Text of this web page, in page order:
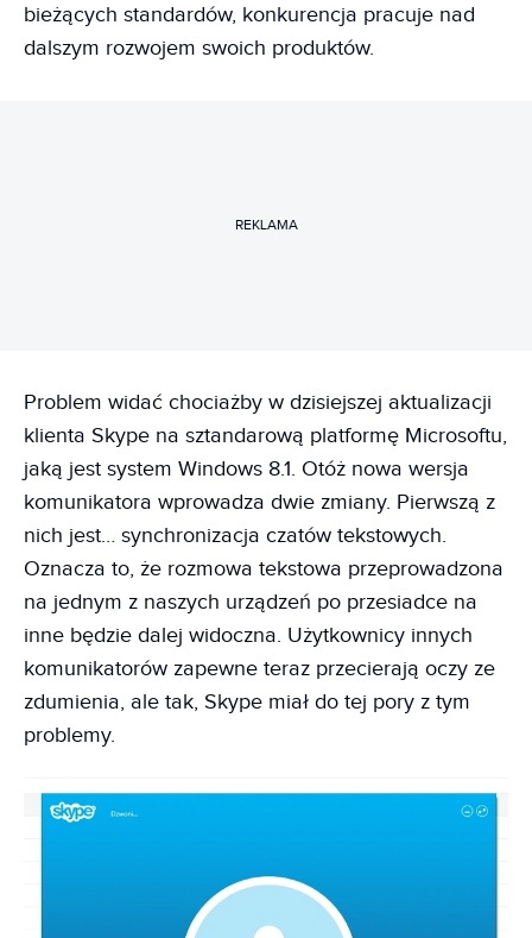
bieżących standardów, konkurencja pracuje nad
dalszym rozwojem swoich produktów.
REKLAMA
Problem widać chociażby w dzisiejszej aktualizacji
klienta Skype na sztandarową platformę Microsoftu,
jaką jest system Windows 8.1. Otóż nowa wersja
komunikatora wprowadza dwie zmiany. Pierwszą z
nich jest… synchronizacja czatów tekstowych.
Oznacza to, że rozmowa tekstowa przeprowadzona
na jednym z naszych urządzeń po przesiadce na
inne będzie dalej widoczna. Użytkownicy innych
komunikatorów zapewne teraz przecierają oczy ze
zdumienia, ale tak, Skype miał do tej pory z tym
problemy.